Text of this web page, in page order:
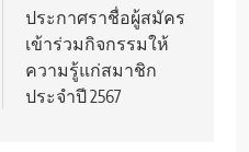
ประกาศราชื่อผู้สมัคร
เข้าร่วมกิจกรรมให้
ความรู้แก่สมาชิก
ประจำปี 2567